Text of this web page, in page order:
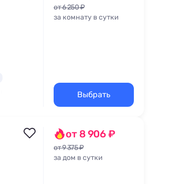
от 6 250 ₽
за комнату в сутки
Выбрать
от 8 906 ₽
от 9 375 ₽
за дом в сутки